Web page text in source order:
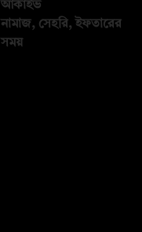
আর্কাইভ
নামাজ, সেহরি, ইফতারের
সময়